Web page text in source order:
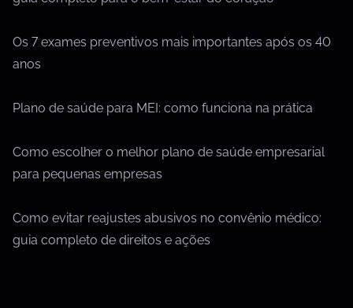
Os 7 exames preventivos mais importantes após os 40
anos
Plano de saúde para MEI: como funciona na prática
Como escolher o melhor plano de saúde empresarial
para pequenas empresas
Como evitar reajustes abusivos no convênio médico:
guia completo de direitos e ações